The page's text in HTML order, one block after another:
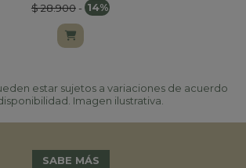
$ 28.900- 14%
estar sujetos a variaciones de acuerdo
Imagen ilustrativa.
SABE MÁS